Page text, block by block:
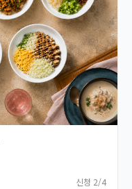
신청 2/4